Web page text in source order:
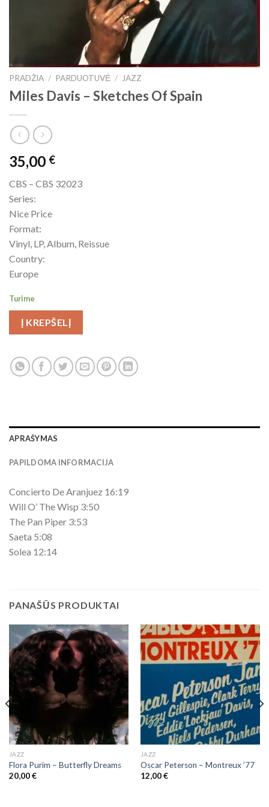
PRADŽIA / PARDUOTUVĖ / JAZZ
Miles Davis – Sketches Of Spain
35,00 €
CBS – CBS 32023
Series:
Nice Price
Format:
Vinyl, LP, Album, Reissue
Country:
Europe
Turime
Į KREPŠELĮ
APRAŠYMAS
PAPILDOMA INFORMACIJA
Concierto De Aranjuez 16:19
Will O’ The Wisp 3:50
The Pan Piper 3:53
Saeta 5:08
Solea 12:14
PANAŠŪS PRODUKTAI
JAZZ
Flora Purim ‎– Butterfly Dreams
20,00€
JAZZ
Oscar Peterson – Montreux ’77
12,00€